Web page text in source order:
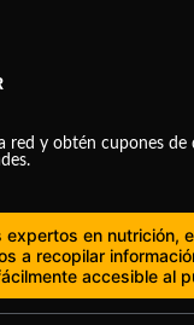
red y obtén cupones de
expertos en nutrición,
a recopilar
accesible al